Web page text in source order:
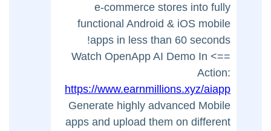
e-commerce stores into fully
functional Android & iOS mobile
apps in less than 60 seconds!
==> Watch OpenApp AI Demo In
Action:
https://www.earnmillions.xyz/aiapp
Generate highly advanced Mobile
apps and upload them on different